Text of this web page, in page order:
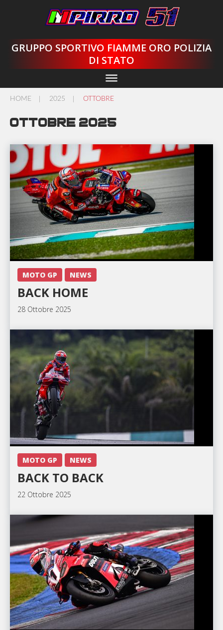
GRUPPO SPORTIVO FIAMME ORO POLIZIA
DI STATO
dehaze
HOME
/
2025
/
OTTOBRE
Ottobre 2025
MOTO GP NEWS
BACK HOME
28 Ottobre 2025
MOTO GP NEWS
BACK TO BACK
22 Ottobre 2025